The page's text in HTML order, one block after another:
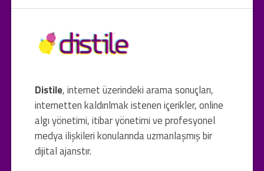
Distile, internet üzerindeki arama sonuçları,
internetten kaldırılmak istenen içerikler, online
algı yönetimi, itibar yönetimi ve profesyonel
medya ilişkileri konularında uzmanlaşmış bir
dijital ajanstır.